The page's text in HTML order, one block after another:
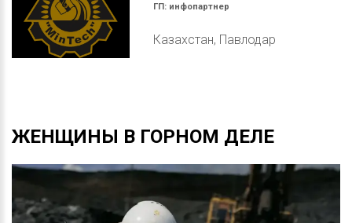
ГП: инфопартнер
Казахстан, Павлодар
ЖЕНЩИНЫ В ГОРНОМ ДЕЛЕ